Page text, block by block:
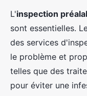
L'inspection
sont essentielles.
des services
le problème et
telles que des
pour éviter une